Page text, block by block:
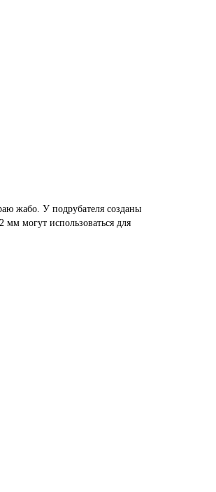
жабо. У подрубателя созданы
могут использоваться для